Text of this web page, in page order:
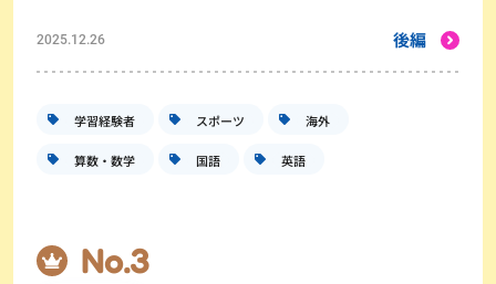
2025.12.26 後編
学習経験者 スポーツ 海外
算数・数学 国語 英語